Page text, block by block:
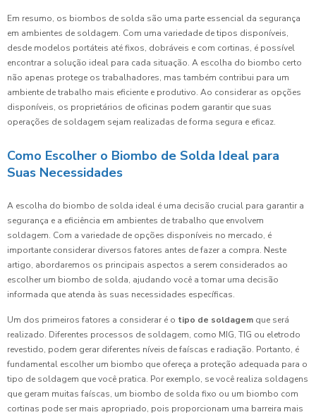
Em resumo, os biombos de solda são uma parte essencial da segurança
em ambientes de soldagem. Com uma variedade de tipos disponíveis,
desde modelos portáteis até fixos, dobráveis e com cortinas, é possível
encontrar a solução ideal para cada situação. A escolha do biombo certo
não apenas protege os trabalhadores, mas também contribui para um
ambiente de trabalho mais eficiente e produtivo. Ao considerar as opções
disponíveis, os proprietários de oficinas podem garantir que suas
operações de soldagem sejam realizadas de forma segura e eficaz.
Como Escolher o Biombo de Solda Ideal para
Suas Necessidades
A escolha do biombo de solda ideal é uma decisão crucial para garantir a
segurança e a eficiência em ambientes de trabalho que envolvem
soldagem. Com a variedade de opções disponíveis no mercado, é
importante considerar diversos fatores antes de fazer a compra. Neste
artigo, abordaremos os principais aspectos a serem considerados ao
escolher um biombo de solda, ajudando você a tomar uma decisão
informada que atenda às suas necessidades específicas.
Um dos primeiros fatores a considerar é o tipo de soldagem que será
realizado. Diferentes processos de soldagem, como MIG, TIG ou eletrodo
revestido, podem gerar diferentes níveis de faíscas e radiação. Portanto, é
fundamental escolher um biombo que ofereça a proteção adequada para o
tipo de soldagem que você pratica. Por exemplo, se você realiza soldagens
que geram muitas faíscas, um biombo de solda fixo ou um biombo com
cortinas pode ser mais apropriado, pois proporcionam uma barreira mais